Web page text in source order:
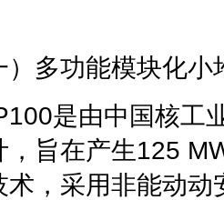
）多功能模块化小
是由中国核工业
，旨在产生125
术，采用非能动